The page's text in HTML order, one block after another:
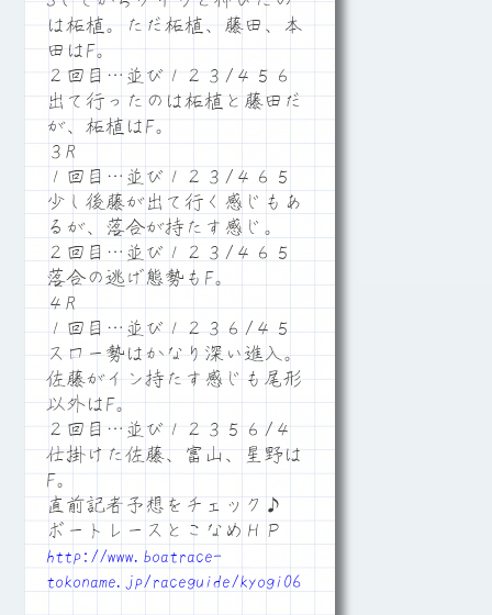
は柘植。ただ柘植、藤田、本
田はF。
２回目…並び１２３/４５６
出て行ったのは柘植と藤田だ
が、柘植はF。
３R
１回目…並び１２３/４６５
少し後藤が出て行く感じもあ
るが、落合が持たす感じ。
２回目…並び１２３/４６５
落合の逃げ態勢もF。
４R
１回目…並び１２３６/４５
スロー勢はかなり深い進入。
佐藤がイン持たす感じも尾形
以外はF。
２回目…並び１２３５６/４
仕掛けた佐藤、富山、星野は
F。
直前記者予想をチェック♪
ボートレースとこなめＨＰ
http://www.boatrace-
tokoname.jp/raceguide/kyogi06